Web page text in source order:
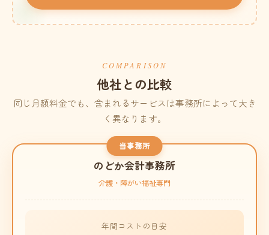
COMPARISON
他社との比較
同じ月額料金でも、含まれるサービスは事務所によって大き
く異なります。
当事務所
のどか会計事務所
介護・障がい福祉専門
年間コストの目安